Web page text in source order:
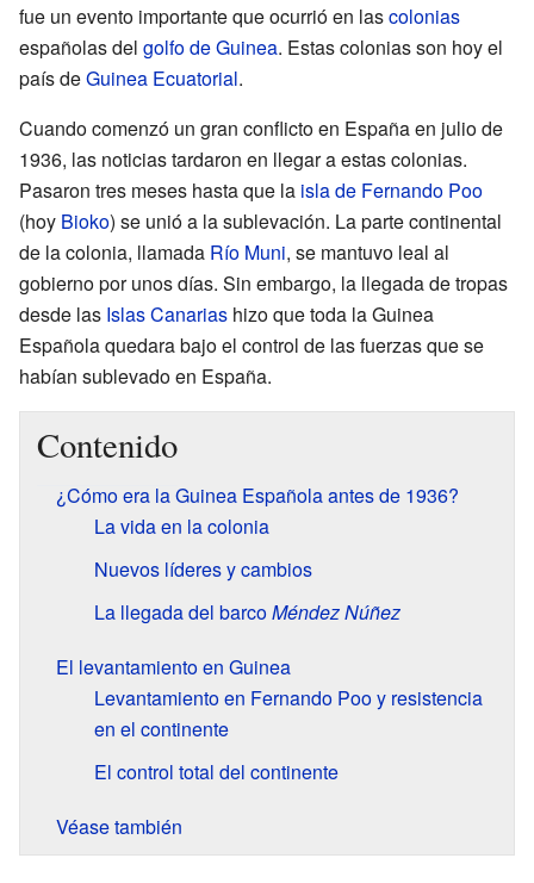
fue un evento importante que ocurrió en lascolonias
españolas del golfo de Guinea. Estas colonias son hoy el
país deGuinea Ecuatorial.
Cuando comenzó un gran conflicto en España en julio de
1936, las noticias tardaron en llegar a estas colonias.
Pasaron tres meses hasta que la isla de Fernando Poo
(hoy Bioko) se unió a la sublevación. La parte continental
de la colonia, llamada Río Muni, se mantuvo leal al
gobierno por unos días. Sin embargo, la llegada de tropas
desde las Islas Canarias hizo que toda la Guinea
Española quedara bajo el control de las fuerzas que se
habían sublevado en España.
Contenido
¿Cómo era la Guinea Española antes de 1936?
La vida en la colonia
Nuevos líderes y cambios
La llegada del barcoMéndez Núñez
El levantamiento en Guinea
Levantamiento en Fernando Poo y resistencia
en el continente
El control total del continente
Véase también